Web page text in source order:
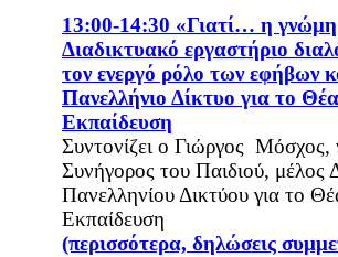
13:00-14:30 «Γιατί… η γνώμη
Διαδικτυακό εργαστήριο
τον ενεργό ρόλο των εφήβων
Πανελλήνιο Δίκτυο για το
Εκπαίδευση
Συντονίζει ο Γιώργος Μόσχος,
Συνήγορος του Παιδιού, μέλος
Πανελληνίου Δικτύου για το
Εκπαίδευση
(περισσότερα, δηλώσεις